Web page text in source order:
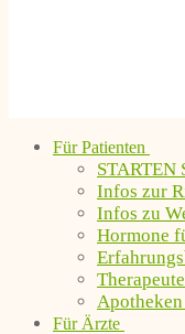
Für Patienten
STARTEN
Infos zur
Infos zu
Hormone
Für Ärzte